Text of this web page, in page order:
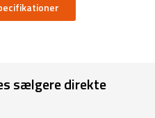
sælgere direkte